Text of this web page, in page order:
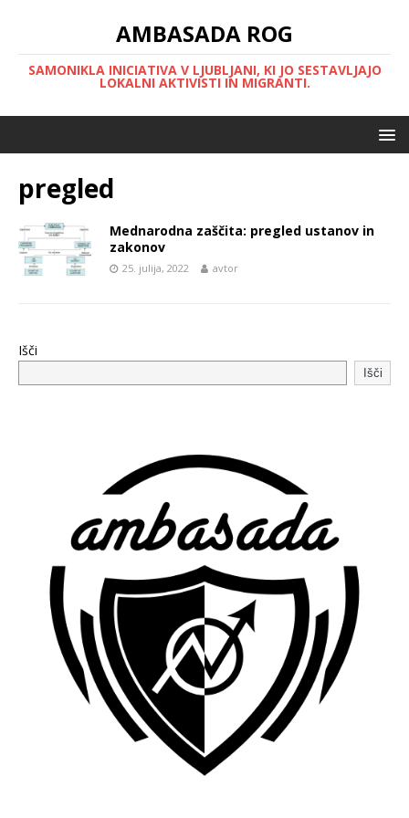
AMBASADA ROG
SAMONIKLA INICIATIVA V LJUBLJANI, KI JO SESTAVLJAJO
LOKALNI AKTIVISTI IN MIGRANTI.
pregled
Mednarodna zaščita: pregled ustanov in
zakonov
25. julija, 2022 avtor
Išči
Išči